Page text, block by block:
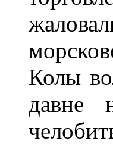
Колы
давне